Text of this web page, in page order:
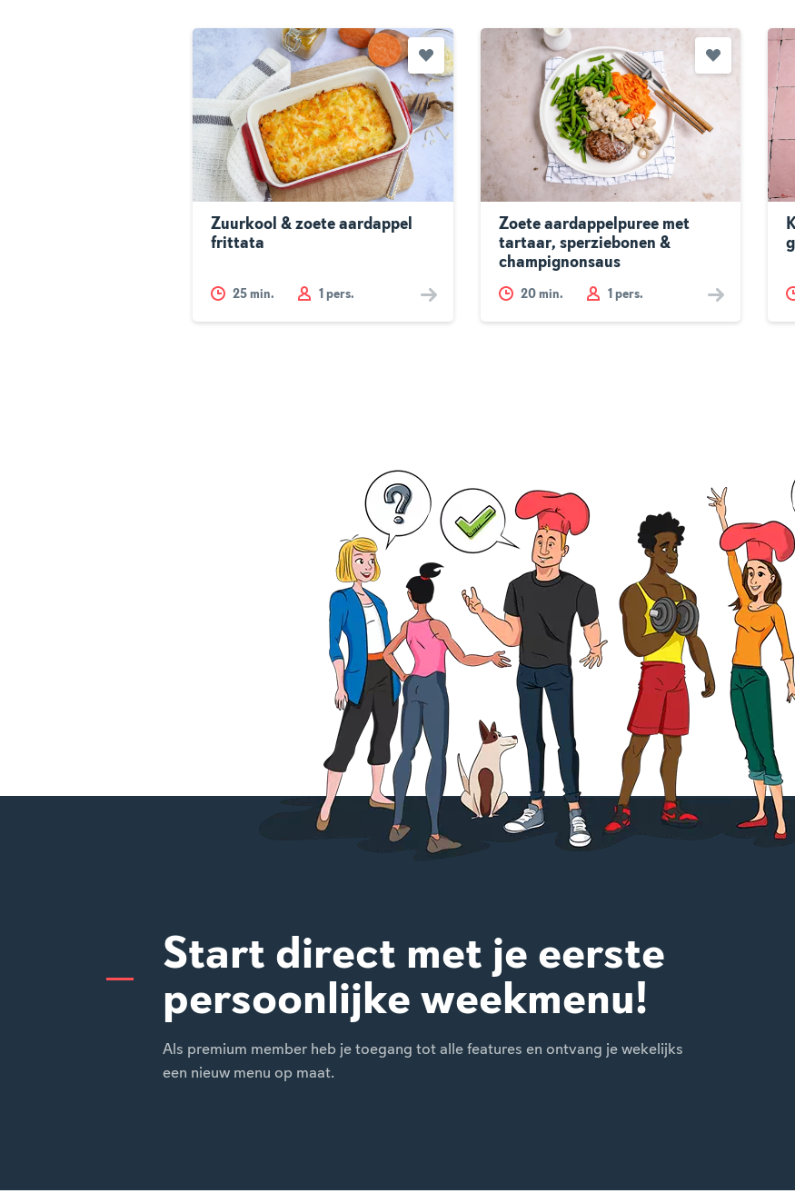
Zuurkool & zoete aardappel
frittata
25 min. 1 pers.
Zoete aardappelpuree met
tartaar, sperziebonen &
champignonsaus
20min. 1 pers.
Start direct met je eerste
persoonlijke weekmenu!
Als premium member heb je toegang tot alle features en ontvang je wekelijks
een nieuw menu op maat.